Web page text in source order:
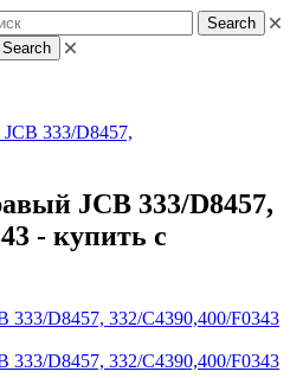
Search
Search
333/D8457,
JCB 333/D8457,
- купить с